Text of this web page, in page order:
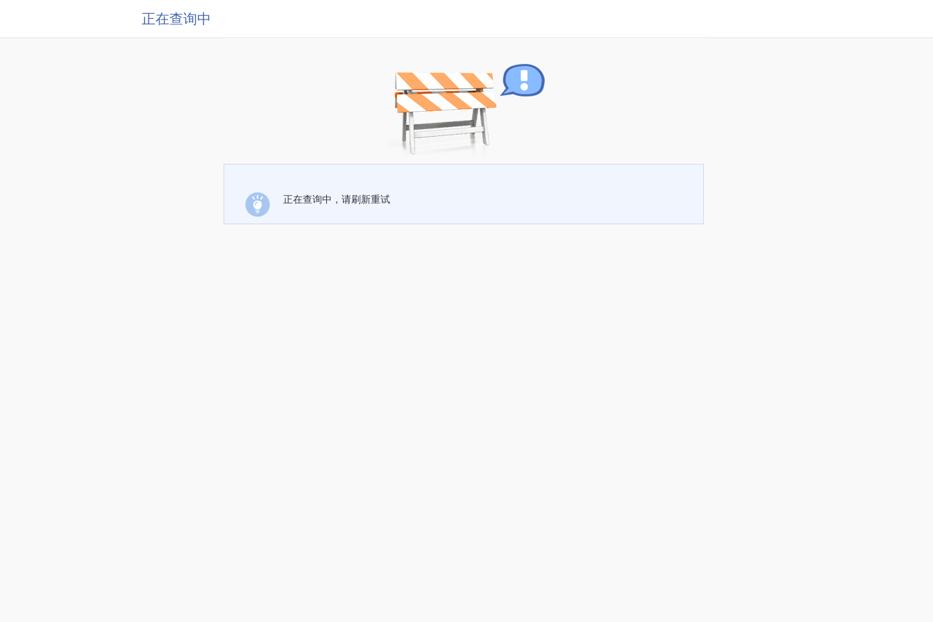
正在查询中
正在查询中，请刷新重试